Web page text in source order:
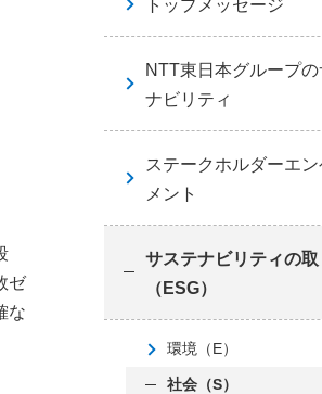
ゼ
な
トップメッセージ
NTT東日本グループ
ナビリティ
ステークホルダーエ
メント
サステナビリティの
（ESG）
環境（E）
社会（S）